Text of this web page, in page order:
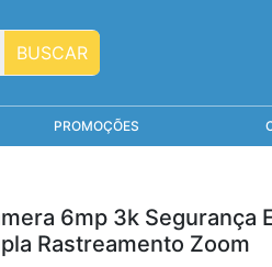
BUSCAR
PROMOÇÕES
6mp 3k Segurança
Rastreamento Zoom